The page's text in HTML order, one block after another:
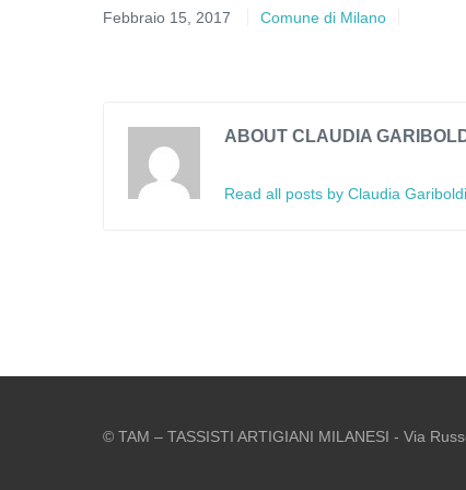
Febbraio 15, 2017 Comune di Milano
ABOUT CLAUDIA
Read all posts by Claudia Gariboldi
© TAM – TASSISTI ARTIGIANI MILANESI - Via